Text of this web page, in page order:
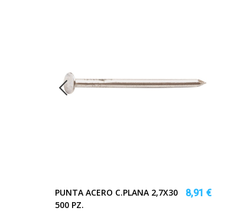
PUNTA ACERO C.PLANA 2,7X30
500 PZ.
8,91 €